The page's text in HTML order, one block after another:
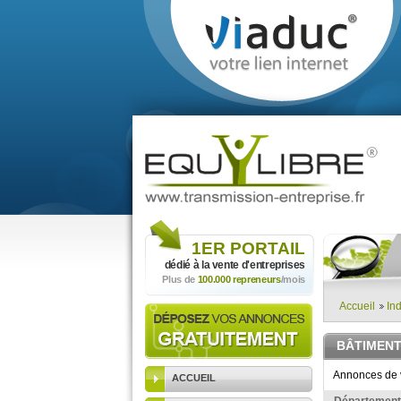
1ER PORTAIL
dédié à la vente d'entreprises
Plus de 100.000 repreneurs/mois
ACCUEIL
Accueil
Annonces de